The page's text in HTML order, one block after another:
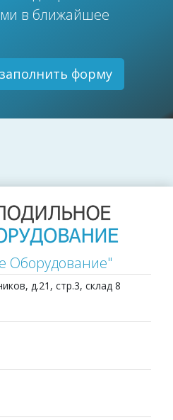
в ближайшее
заполнить форму
Оборудование"
д.21, стр.3, склад 8